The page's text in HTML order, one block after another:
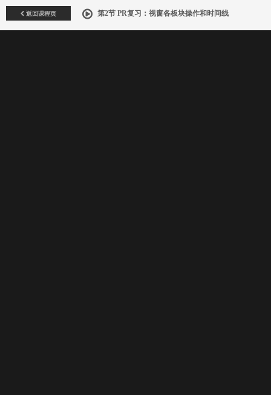
返回课程页 第2节 PR复习：视窗各板块操作和时间线